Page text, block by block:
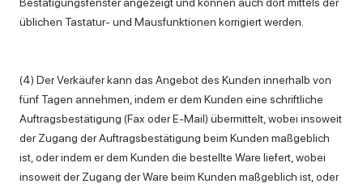
üblichen Tastatur- und Mausfunktionen korrigiert werden.
(4) Der Verkäufer kann das Angebot des Kunden innerhalb von
fünf Tagen annehmen, indem er dem Kunden eine schriftliche
Auftragsbestätigung (Fax oder E-Mail) übermittelt, wobei insoweit
der Zugang der Auftragsbestätigung beim Kunden maßgeblich
ist, oder indem er dem Kunden die bestellte Ware liefert, wobei
insoweit der Zugang der Ware beim Kunden maßgeblich ist, oder